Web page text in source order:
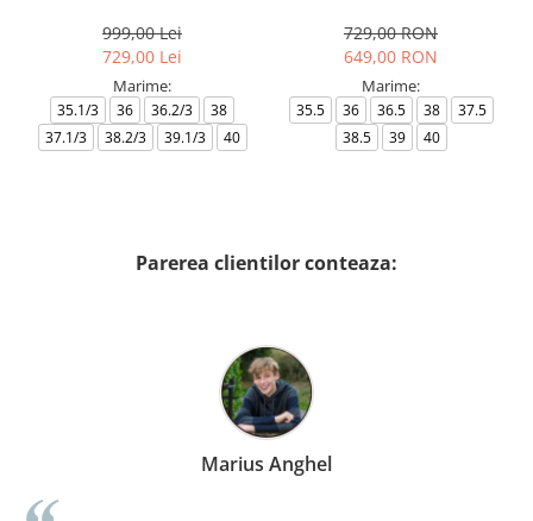
999,00 Lei
729,00 Lei
Marime:
35.1/3 36 36.2/3
38
37.1/3
38.2/3 39.1/3 40
729,00 RON
649,00 RON
Marime:
35.5 36 36.5 38
37.5
38.5
39 40
Parerea clientilor conteaza:
Marius Anghel